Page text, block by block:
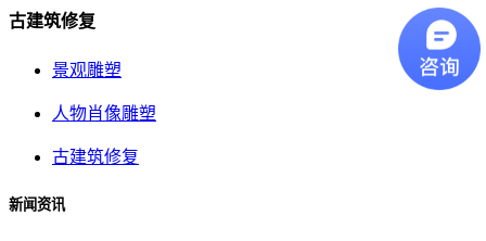
古建筑修复
景观雕塑
人物肖像雕塑
古建筑修复
新闻资讯